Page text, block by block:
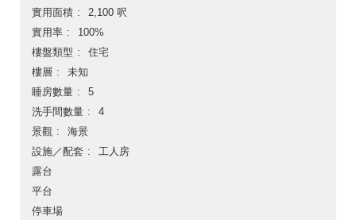
實用面積
2,100 呎
實用率
100%
樓盤類型
住宅
樓層
未知
睡房數量
5
洗手間數量
4
景觀
海景
設施／配套
工人房
露台
平台
停車場